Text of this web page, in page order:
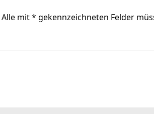
Alle mit* gekennzeichneten Felder